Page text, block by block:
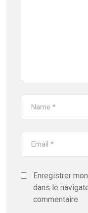
Enregistrer
dans le
commentaire.